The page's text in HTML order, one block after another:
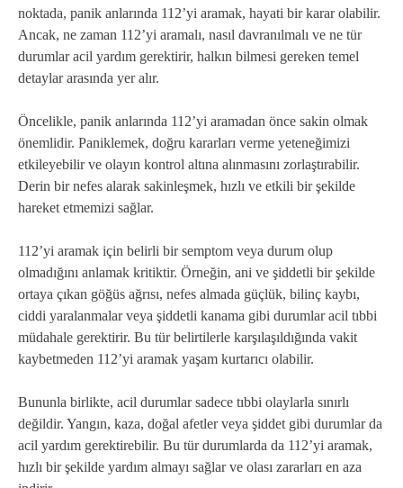
noktada, panik anlarında 112’yi aramak, hayati bir karar olabilir.
Ancak, ne zaman 112’yi aramalı, nasıl davranılmalı ve ne tür
durumlar acil yardım gerektirir, halkın bilmesi gereken temel
detaylar arasında yer alır.
Öncelikle, panik anlarında 112’yi aramadan önce sakin olmak
önemlidir. Paniklemek, doğru kararları verme yeteneğimizi
etkileyebilir ve olayın kontrol altına alınmasını zorlaştırabilir.
Derin bir nefes alarak sakinleşmek, hızlı ve etkili bir şekilde
hareket etmemizi sağlar.
112’yi aramak için belirli bir semptom veya durum olup
olmadığını anlamak kritiktir. Örneğin, ani ve şiddetli bir şekilde
ortaya çıkan göğüs ağrısı, nefes almada güçlük, bilinç kaybı,
ciddi yaralanmalar veya şiddetli kanama gibi durumlar acil tıbbi
müdahale gerektirir. Bu tür belirtilerle karşılaşıldığında vakit
kaybetmeden 112’yi aramak yaşam kurtarıcı olabilir.
Bununla birlikte, acil durumlar sadece tıbbi olaylarla sınırlı
değildir. Yangın, kaza, doğal afetler veya şiddet gibi durumlar da
acil yardım gerektirebilir. Bu tür durumlarda da 112’yi aramak,
hızlı bir şekilde yardım almayı sağlar ve olası zararları en aza